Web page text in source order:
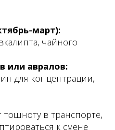
март):
чайного
или авралов:
для концентрации,
в транспорте,
к смене